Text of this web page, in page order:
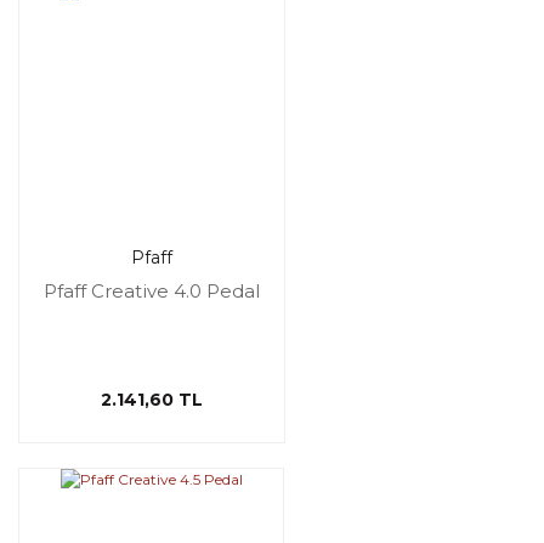
Pfaff
Pfaff Creative 4.0 Pedal
2.141,60 TL